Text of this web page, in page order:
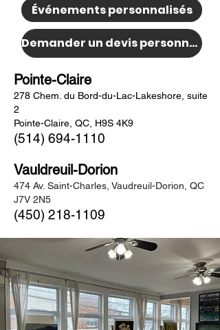
Événements personnalisés
Demander un devis personnalisé
Pointe-Claire
278 Chem. du Bord-du-Lac-Lakeshore, suite
2
Pointe-Claire, QC, H9S 4K9
(514) 694-1110
Vauldreuil-Dorion
474 Av. Saint-Charles, Vaudreuil-Dorion, QC
J7V 2N5
(450) 218-1109